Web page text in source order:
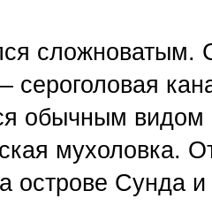
сложноватым.
сероголовая
обычным
мухоловка.
острове Сунда